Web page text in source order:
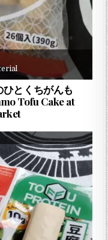
ひとくちがんも
Tofu Cake at